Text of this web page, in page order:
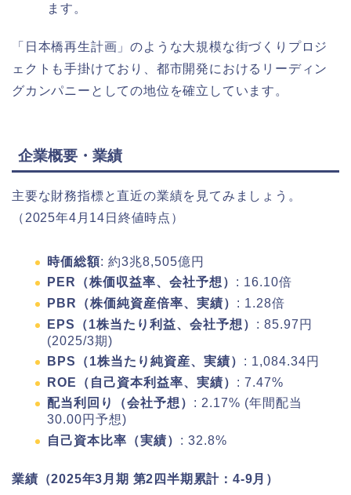
ます。
「日本橋再生計画」のような大規模な街づくりプロジ
ェクトも手掛けており、都市開発におけるリーディン
グカンパニーとしての地位を確立しています。
企業概要・業績
主要な財務指標と直近の業績を見てみましょう。
（2025年4月14日終値時点）
時価総額: 約3兆8,505億円
PER（株価収益率、会社予想） : 16.10倍
PBR（株価純資産倍率、実績） : 1.28倍
EPS（1株当たり利益、会社予想） : 85.97円
(2025/3期)
BPS（1株当たり純資産、実績） : 1,084.34円
ROE（自己資本利益率、実績） : 7.47%
配当利回り（会社予想） : 2.17% (年間配当
30.00円予想)
自己資本比率（実績） : 32.8%
業績（2025年3月期 第2四半期累計：4-9月）